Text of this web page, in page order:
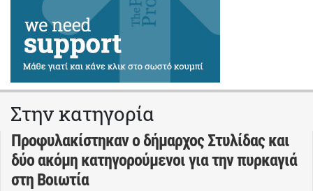
Στην κατηγορία
Προφυλακίστηκαν ο δήμαρχος Στυλίδας και
δύο ακόμη κατηγορούμενοι για την πυρκαγιά
στη Βοιωτία